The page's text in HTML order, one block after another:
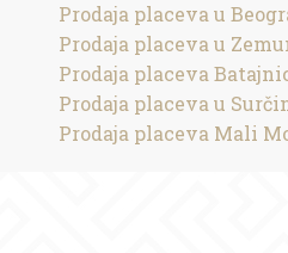
Prodaja placeva u
Prodaja placeva u
Prodaja placeva
Prodaja placeva u
Prodaja placeva Mali